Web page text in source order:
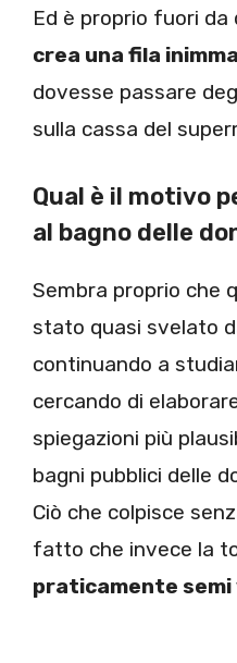
Ed è proprio fuori da
crea una fila
dovesse passare
sulla cassa del
Qual è il motivo
al bagno delle
Sembra proprio che
stato quasi svelato
continuando a
cercando di
spiegazioni più
bagni pubblici delle
Ciò che colpisce
fatto che invece la
praticamente semi